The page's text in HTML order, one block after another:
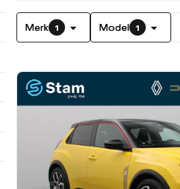
Merk 1 Model 1